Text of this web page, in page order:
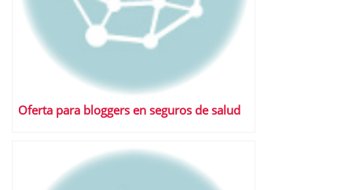
Oferta para bloggers en seguros de salud